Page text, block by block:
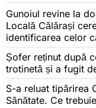
Gunoiul revine la
Locală Călărași
identificarea celor
Șofer reținut după
trotinetă și a fugit
S-a reluat tipărirea
Sănătate. Ce